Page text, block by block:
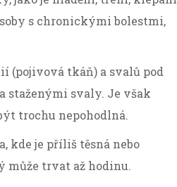
s chronickými bolestmi,
(pojivová tkáň) a svalů pod
staženými svaly. Je však
trochu nepohodlná.
kde je příliš těsná nebo
může trvat až hodinu.